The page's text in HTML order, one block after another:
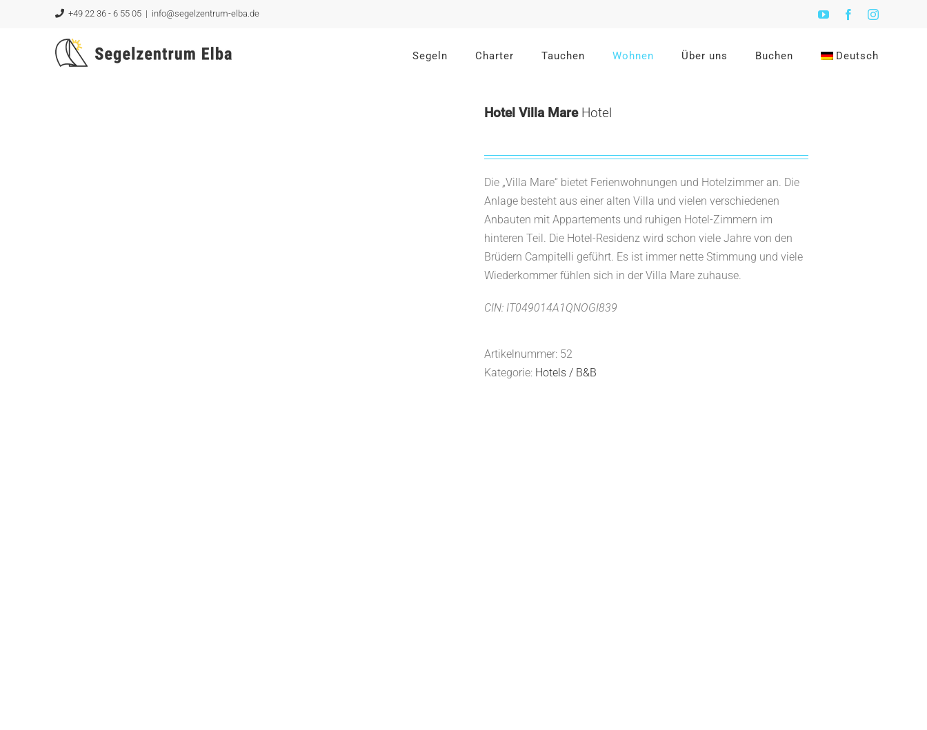
+49 22 36 - 6 55 05 | info@segelzentrum-elba.de YouTubeFacebookInstagram
Segeln Charter Tauchen Wohnen Über uns Buchen Deutsch
Hotel Villa MareHotel
Die „Villa Mare“ bietet Ferienwohnungen und Hotelzimmer an. Die
Anlage besteht aus einer alten Villa und vielen verschiedenen
Anbauten mit Appartements und ruhigen Hotel-Zimmern im
hinteren Teil. Die Hotel-Residenz wird schon viele Jahre von den
Brüdern Campitelli geführt. Es ist immer nette Stimmung und viele
Wiederkommer fühlen sich in der Villa Mare zuhause.
CIN: IT049014A1QNOGI839
Artikelnummer: 52
Kategorie: Hotels / B&B